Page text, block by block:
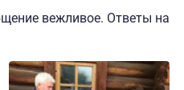
вежливое. Ответы на